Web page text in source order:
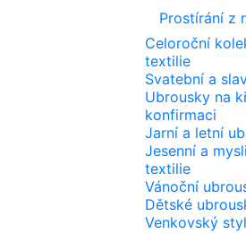
Prostírání z
Celoroční
textilie
Svatební a
Ubrousky na
konfirmaci
Jarní a letní
Jesenní a
textilie
Vánoční
Dětské
Venkovský